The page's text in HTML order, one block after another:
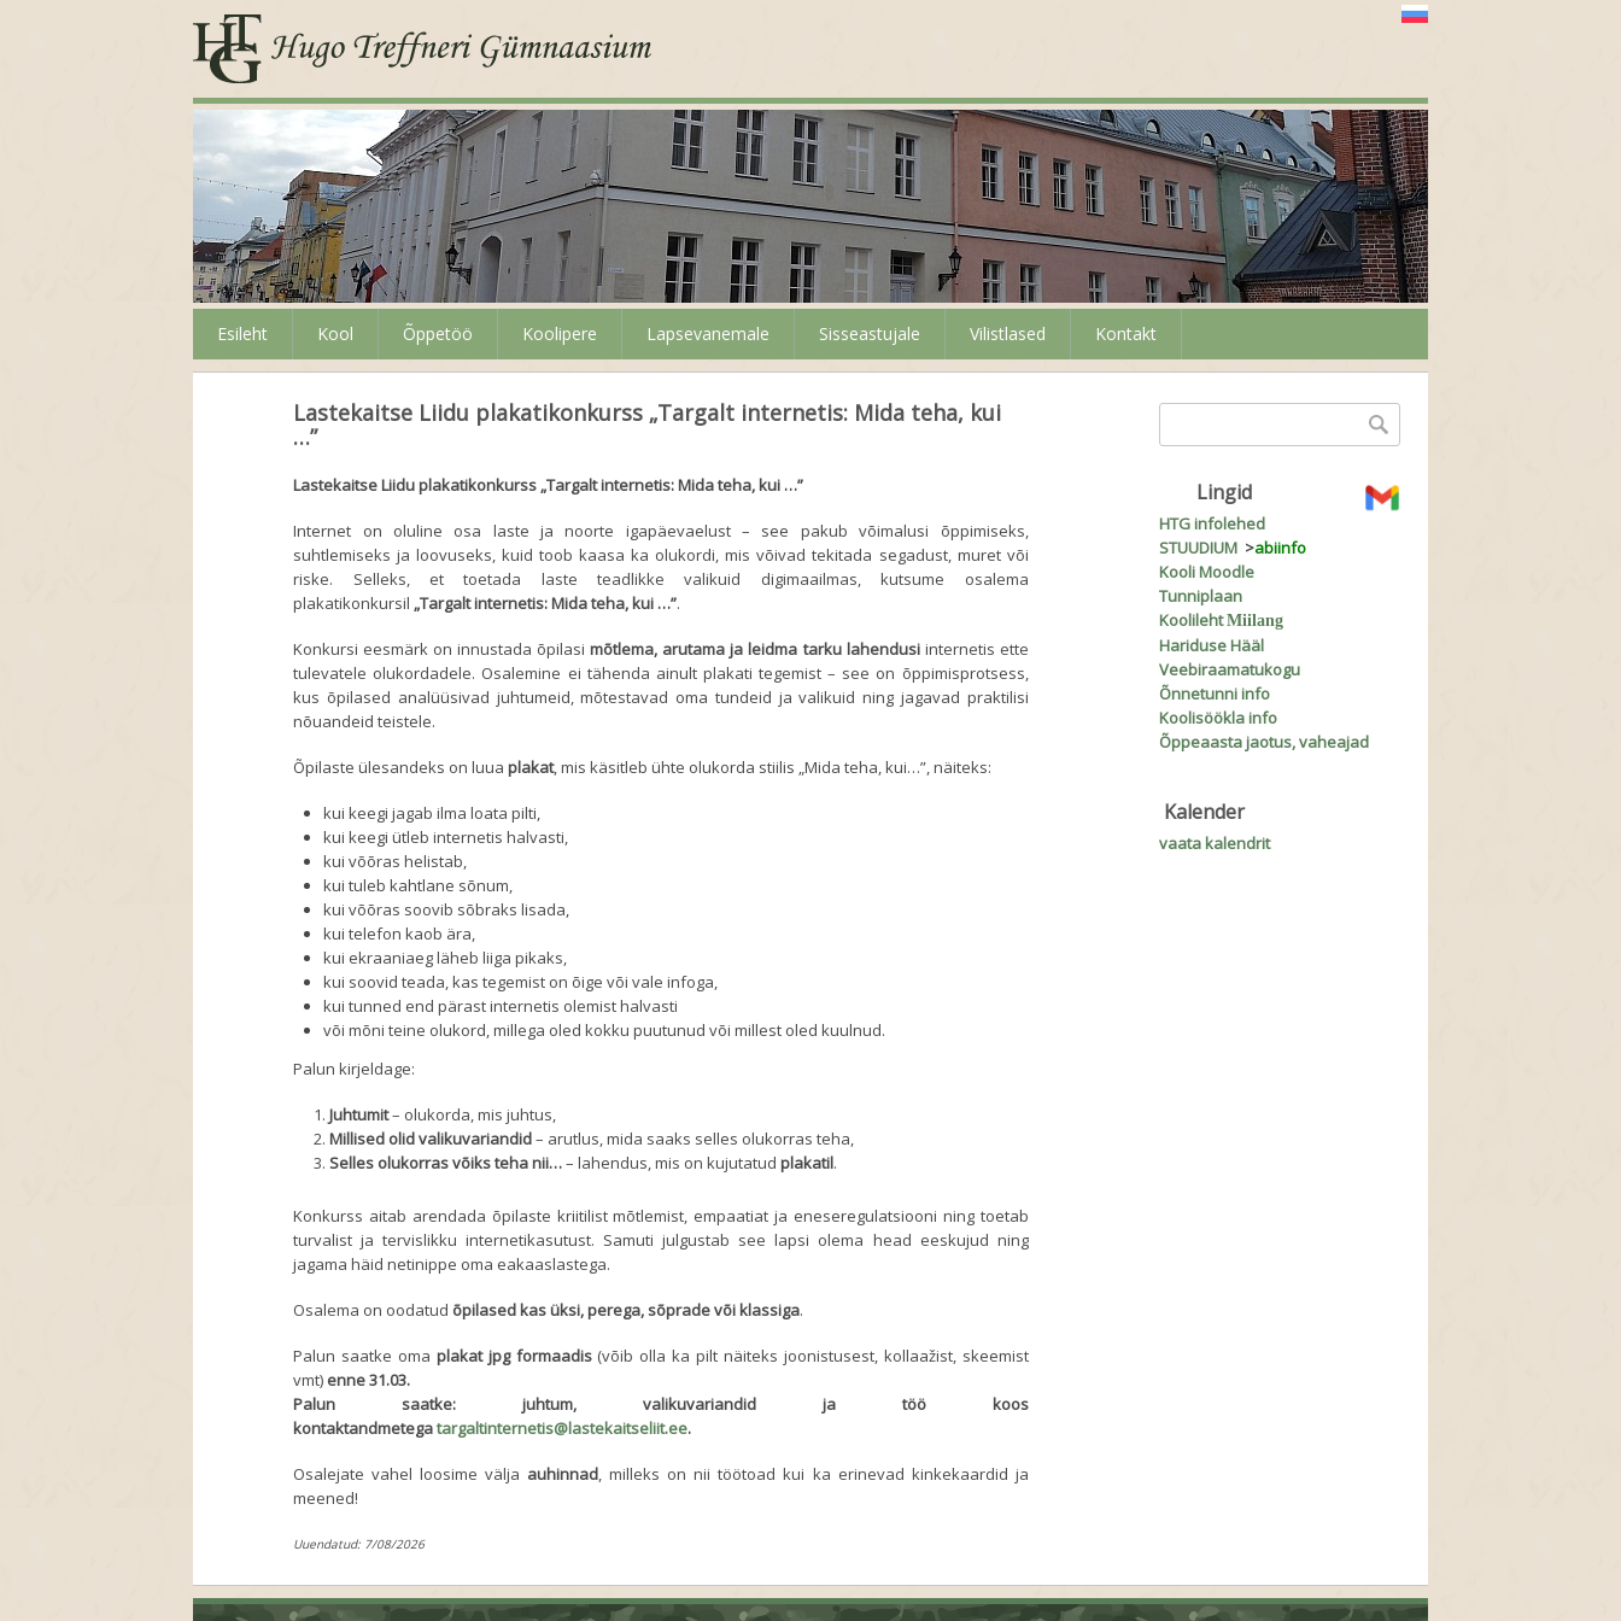
Esileht Kool Õppetöö Koolipere Lapsevanemale Sisseastujale Vilistlased Kontakt
Lastekaitse Liidu plakatikonkurss „Targalt internetis: Mida teha, kui
…”
Lastekaitse Liidu plakatikonkurss „Targalt internetis: Mida teha, kui …”
Internet on oluline osa laste ja noorte igapäevaelust – see pakub võimalusi õppimiseks,
suhtlemiseks ja loovuseks, kuid toob kaasa ka olukordi, mis võivad tekitada segadust, muret või
riske. Selleks, et toetada laste teadlikke valikuid digimaailmas, kutsume osalema
plakatikonkursil „Targalt internetis: Mida teha, kui …”.
Konkursi eesmärk on innustada õpilasimõtlema, arutama ja leidma tarku lahendusiinternetis ette
tulevatele olukordadele. Osalemine ei tähenda ainult plakati tegemist – see on õppimisprotsess,
kus õpilased analüüsivad juhtumeid, mõtestavad oma tundeid ja valikuid ning jagavad praktilisi
nõuandeid teistele.
Õpilaste ülesandeks on luuaplakat, mis käsitleb ühte olukorda stiilis „Mida teha, kui…”, näiteks:
kui keegi jagab ilma loata pilti,
kui keegi ütleb internetis halvasti,
kui võõras helistab,
kui tuleb kahtlane sõnum,
kui võõras soovib sõbraks lisada,
kui telefon kaob ära,
kui ekraaniaeg läheb liiga pikaks,
kui soovid teada, kas tegemist on õige või vale infoga,
kui tunned end pärast internetis olemist halvasti
või mõni teine olukord, millega oled kokku puutunud või millest oled kuulnud.
Palun kirjeldage:
Juhtumit– olukorda, mis juhtus,
Millised olid valikuvariandid– arutlus, mida saaks selles olukorras teha,
Selles olukorras võiks teha nii…– lahendus, mis on kujutatudplakatil.
Konkurss aitab arendada õpilaste kriitilist mõtlemist, empaatiat ja eneseregulatsiooni ning toetab
turvalist ja tervislikku internetikasutust. Samuti julgustab see lapsi olema head eeskujud ning
jagama häid netinippe oma eakaaslastega.
Osalema on oodatud õpilased kas üksi, perega, sõprade või klassiga.
Palun saatke oma plakat jpg formaadis (võib olla ka pilt näiteks joonistusest, kollaažist, skeemist
vmt) enne 31.03.
Palun saatke: juhtum, valikuvariandid ja töö koos
kontaktandmetegatargaltinternetis@lastekaitseliit.ee.
Osalejate vahel loosime välja auhinnad, milleks on nii töötoad kui ka erinevad kinkekaardid ja
meened!
Uuendatud: 7/08/2026
Otsinguvorm
Lingid
HTG infolehed
STUUDIUM >abiinfo
Kooli Moodle
Tunniplaan
KoolilehtMiilang
Hariduse Hääl
Veebiraamatukogu
Õnnetunni info
Koolisöökla info
Õppeaasta jaotus, vaheajad
Kalender
vaata kalendrit